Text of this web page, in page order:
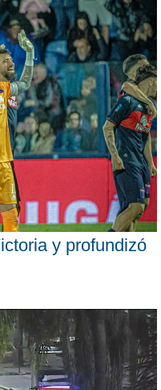
y profundizó